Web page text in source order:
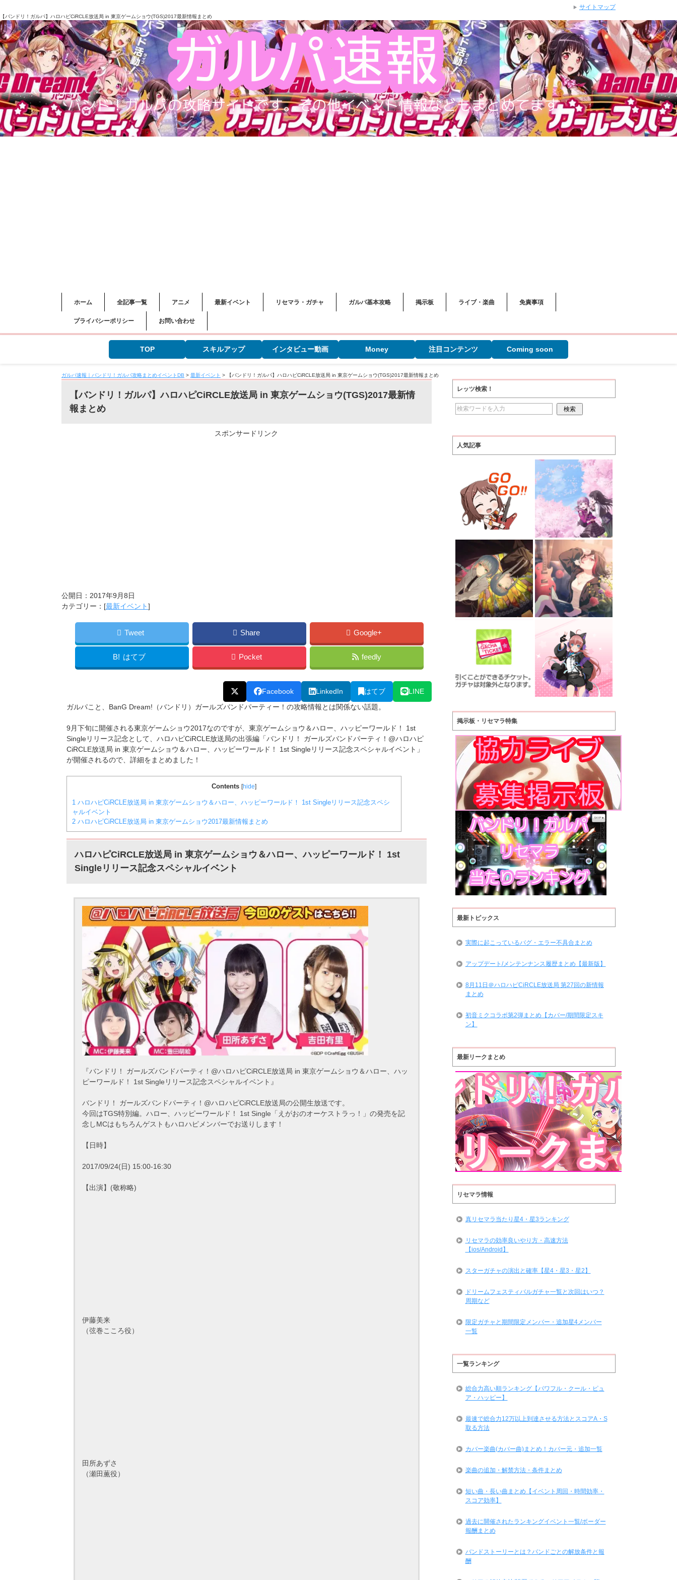
【バンドリ！ガルパ】ハロハピCiRCLE放送局 in 東京ゲームショウ(TGS)2017最新情報まとめ
ホーム 全記事一覧 アニメ 最新イベント リセマラ・ガチャ ガルパ基本攻略 掲示板 ライブ・楽曲 免責事項
プライバシーポリシー お問い合わせ
TOP スキルアップ インタビュー動画 Money 注目コンテンツ Coming soon
ガルパ速報｜バンドリ！ガルパ攻略まとめイベントDB > 最新イベント > 【バンドリ！ガルパ】ハロハピCiRCLE放送局 in 東京ゲームショウ(TGS)2017最新情報まとめ
【バンドリ！ガルパ】ハロハピCiRCLE放送局 in 東京ゲームショウ(TGS)2017最新情
報まとめ
スポンサードリンク
公開日： 2017年9月8日
カテゴリー：[最新イベント]
Tweet Share Google+
B! はてブ Pocket feedly
Facebook LinkedIn はてブ
LINE
ガルパこと、BanG Dream!（バンドリ）ガールズバンドパーティー！の攻略情報とは関係ない話題。
9月下旬に開催される東京ゲームショウ2017なのですが、東京ゲームショウ＆ハロー、ハッピーワールド！ 1st
Singleリリース記念として、ハロハピCiRCLE放送局の出張編「バンドリ！ ガールズバンドパーティ！@ハロハピ
CiRCLE放送局 in 東京ゲームショウ＆ハロー、ハッピーワールド！ 1st Singleリリース記念スペシャルイベント」
が開催されるので、詳細をまとめました！
Contents [hide]
1 ハロハピCiRCLE放送局 in 東京ゲームショウ＆ハロー、ハッピーワールド！ 1st Singleリリース記念スペシ
ャルイベント
2 ハロハピCiRCLE放送局 in 東京ゲームショウ2017最新情報まとめ
ハロハピCiRCLE放送局 in 東京ゲームショウ＆ハロー、ハッピーワールド！ 1st
Singleリリース記念スペシャルイベント
『バンドリ！ ガールズバンドパーティ！@ハロハピCiRCLE放送局 in 東京ゲームショウ＆ハロー、ハッ
ピーワールド！ 1st Singleリリース記念スペシャルイベント』
バンドリ！ ガールズバンドパーティ！@ハロハピCiRCLE放送局の公開生放送です。
今回はTGS特別編。ハロー、ハッピーワールド！ 1st Single「えがおのオーケストラっ！」の発売を記
念しMCはもちろんゲストもハロハピメンバーでお送りします！
【日時】
2017/09/24(日) 15:00-16:30
【出演】(敬称略)
伊藤美来
（弦巻こころ役）
田所あずさ
（瀬田薫役）
レッツ検索！
人気記事
掲示板・リセマラ特集
最新トピックス
実際に起こっているバグ・エラー不具合まとめ
アップデート/メンテンナンス履歴まとめ【最新版】
8月11日＠ハロハピCiRCLE放送局 第27回の新情報
まとめ
初音ミクコラボ第2弾まとめ【カバー/期間限定スキ
ン】
最新リークまとめ
リセマラ情報
真リセマラ当たり星4・星3ランキング
リセマラの効率良いやり方・高速方法
【ios/Android】
スターガチャの演出と確率【星4・星3・星2】
ドリームフェスティバルガチャ一覧と次回はいつ？
周期など
限定ガチャと期間限定メンバー・追加星4メンバー
一覧
一覧ランキング
総合力高い順ランキング【パワフル・クール・ピュ
ア・ハッピー】
最速で総合力12万以上到達させる方法とスコアA・S
取る方法
カバー楽曲(カバー曲)まとめ！カバー元・追加一覧
楽曲の追加・解禁方法・条件まとめ
短い曲・長い曲まとめ【イベント周回・時間効率・
スコア効率】
過去に開催されたランキングイベント一覧/ボーダー
報酬まとめ
バンドストーリーとは？バンドごとの解放条件と報
酬
サイトマップ